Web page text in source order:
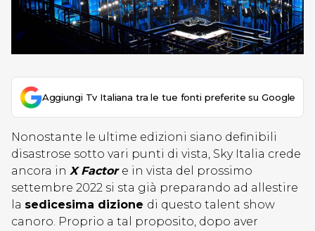
Aggiungi Tv Italiana tra le tue fonti preferite su Google
Nonostante le ultime edizioni siano definibili
disastrose sotto vari punti di vista, Sky Italia crede
ancora in X Factor e in vista del prossimo
settembre 2022 si sta già preparando ad allestire
la sedicesima dizione di questo talent show
canoro. Proprio a tal proposito, dopo aver